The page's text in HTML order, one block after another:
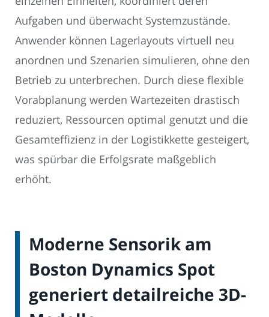
Aufgaben und überwacht Systemzustände.
Anwender können Lagerlayouts virtuell neu
anordnen und Szenarien simulieren, ohne den
Betrieb zu unterbrechen. Durch diese flexible
Vorabplanung werden Wartezeiten drastisch
reduziert, Ressourcen optimal genutzt und die
Gesamteffizienz in der Logistikkette gesteigert,
was spürbar die Erfolgsrate maßgeblich
erhöht.
Moderne Sensorik am
Boston Dynamics Spot
generiert detailreiche 3D-